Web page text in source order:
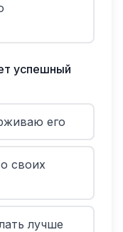
успешный
его
своих
лучше